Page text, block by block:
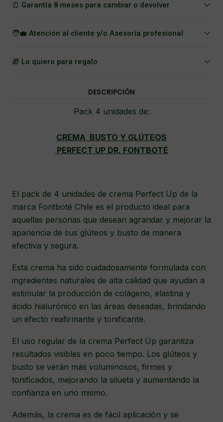
⏰ Garantía 8 meses para cambiar o devolver
🧑‍💼 Atención al cliente y/o Asesoría profesional
🎁 Lo quiero para regalo
DESCRIPCIÓN
Pack 4 unidades de:
CREMA BUSTO Y GLÚTEOS
PERFECT UP DR. FONTBOTÉ
El pack de 4 unidades de crema Perfect Up de la
marca Fontboté Chile es el producto ideal para
aquellas personas que desean agrandar y mejorar la
apariencia de sus glúteos y busto de manera
efectiva y segura.
Esta crema ha sido cuidadosamente formulada con
ingredientes naturales de alta calidad que ayudan a
estimular la producción de colágeno, elastina y
ácido hialurónico en las áreas deseadas, brindando
un efecto reafirmante y tonificante.
El uso regular de la crema Perfect Up garantiza
resultados visibles en poco tiempo. Los glúteos y
busto se verán más voluminosos, firmes y
tonificados, mejorando la silueta y aumentando la
confianza en uno mismo.
Además, la crema es de fácil aplicación y se